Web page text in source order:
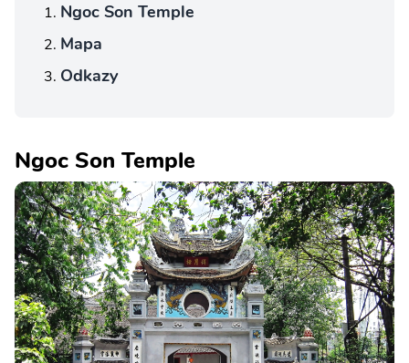
Ngoc Son Temple
Mapa
Odkazy
Ngoc Son Temple